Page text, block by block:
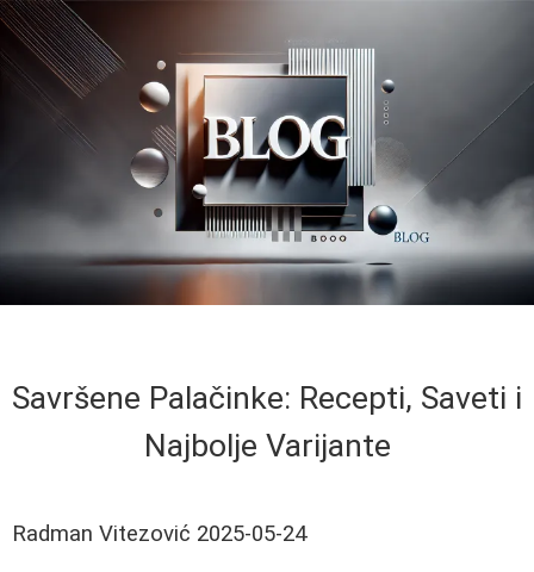
Savršene Palačinke: Recepti, Saveti i
Najbolje Varijante
Radman Vitezović 2025-05-24